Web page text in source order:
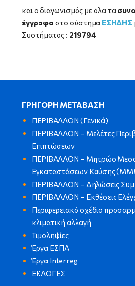
και ο διαγωνισμός με όλα τα
έγγραφα στο σύστημα ΕΣΗΔΗΣ
Συστήματος : 219794
ΓΡΗΓΟΡΗ ΜΕΤΑΒΑΣΗ
ΠΕΡΙΒΑΛΛΟΝ (Γενικά)
ΠΕΡΙΒΑΛΛΟΝ – Μελέτες
Επιπτώσεων
ΠΕΡΙΒΑΛΛΟΝ – Μητρώο
Εγκαταστάσεων Καύσης
ΠΕΡΙΒΑΛΛΟΝ – Δηλώσεις
ΠΕΡΙΒΑΛΛΟΝ – Εκθέσεις
Περιφερειακό σχέδιο
κλιματική αλλαγή
Τιμοληψίες
Έργα ΕΣΠΑ
Έργα Interreg
ΕΚΛΟΓΕΣ